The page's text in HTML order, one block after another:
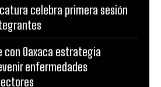
celebra primera sesión
Oaxaca estrategia
enfermedades